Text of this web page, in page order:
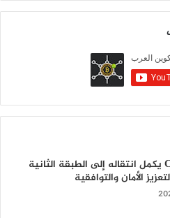
مشروع Celo يكمل انتقاله إلى الطبقة الثانية
الأمان والتوافقية